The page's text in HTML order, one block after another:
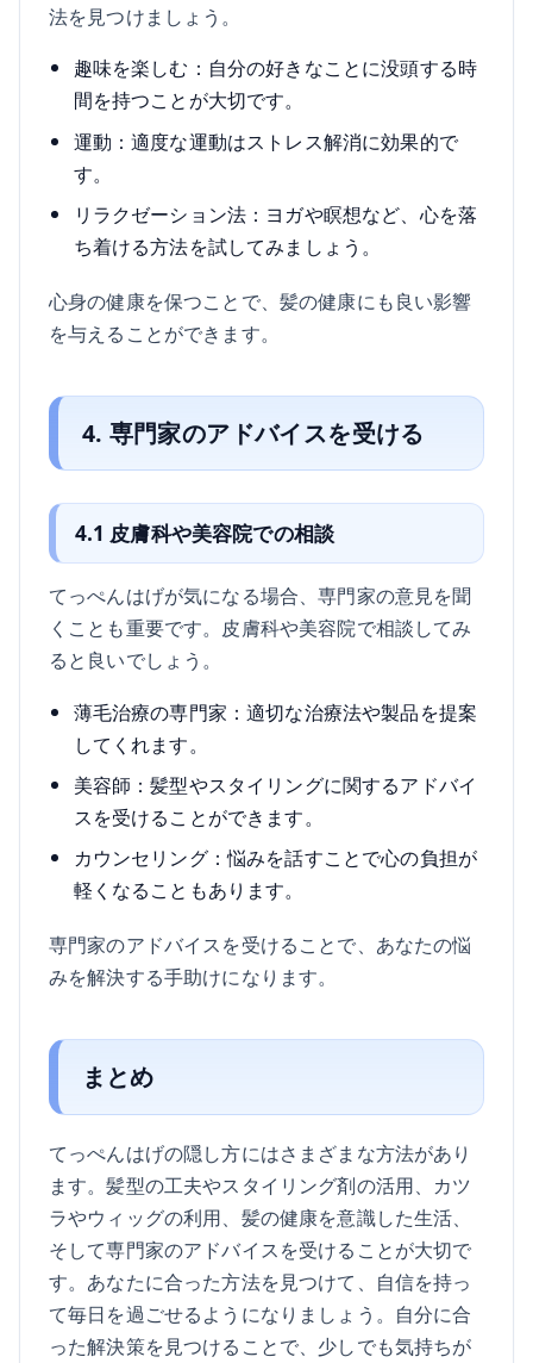
法を見つけましょう。
趣味を楽しむ：自分の好きなことに没頭する時
間を持つことが大切です。
運動：適度な運動はストレス解消に効果的で
す。
リラクゼーション法：ヨガや瞑想など、心を落
ち着ける方法を試してみましょう。
心身の健康を保つことで、髪の健康にも良い影響
を与えることができます。
4. 専門家のアドバイスを受ける
4.1 皮膚科や美容院での相談
てっぺんはげが気になる場合、専門家の意見を聞
くことも重要です。皮膚科や美容院で相談してみ
ると良いでしょう。
薄毛治療の専門家：適切な治療法や製品を提案
してくれます。
美容師：髪型やスタイリングに関するアドバイ
スを受けることができます。
カウンセリング：悩みを話すことで心の負担が
軽くなることもあります。
専門家のアドバイスを受けることで、あなたの悩
みを解決する手助けになります。
まとめ
てっぺんはげの隠し方にはさまざまな方法があり
ます。髪型の工夫やスタイリング剤の活用、カツ
ラやウィッグの利用、髪の健康を意識した生活、
そして専門家のアドバイスを受けることが大切で
す。あなたに合った方法を見つけて、自信を持っ
て毎日を過ごせるようになりましょう。自分に合
った解決策を見つけることで、少しでも気持ちが